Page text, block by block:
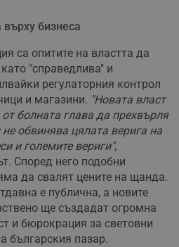
бизнеса
са опитите на властта да
"справедлива" и
регулаторния контрол
и магазини. "Новата власт
болната глава да прехвърля
обвинява цялата верига на
и големите вериги",
Според него подобни
да свалят цените на щанда.
е публична, а новите
ще създадат огромна
и бюрокрация за световни
българския пазар.